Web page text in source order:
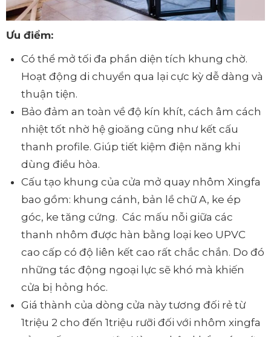
Ưu điểm:
Có thể mở tối đa phần diện tích khung chờ.
Hoạt động di chuyển qua lại cực kỳ dễ dàng và
thuận tiện.
Bảo đảm an toàn về độ kín khít, cách âm cách
nhiệt tốt nhờ hệ gioăng cũng như kết cấu
thanh profile. Giúp tiết kiệm điện năng khi
dùng điều hòa.
Cấu tạo khung của cửa mở quay nhôm Xingfa
bao gồm: khung cánh, bản lề chữ A, ke ép
góc, ke tăng cứng. Các mấu nỗi giữa các
thanh nhôm được hàn bằng loại keo UPVC
cao cấp có độ liên kết cao rất chắc chắn. Do đó
những tác động ngoại lực sẽ khó mà khiến
cửa bị hỏng hóc.
Giá thành của dòng cửa này tương đối rẻ từ
1triệu 2 cho đến 1triệu rưỡi đối với nhôm xingfa